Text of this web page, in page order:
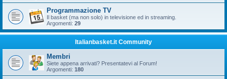
Programmazione TV
Il basket (ma non solo) in televisione ed in streaming.
Argomenti: 29
Italianbasket.it Community
Membri
Siete appena arrivati? Presentatevi al Forum!
Argomenti: 180